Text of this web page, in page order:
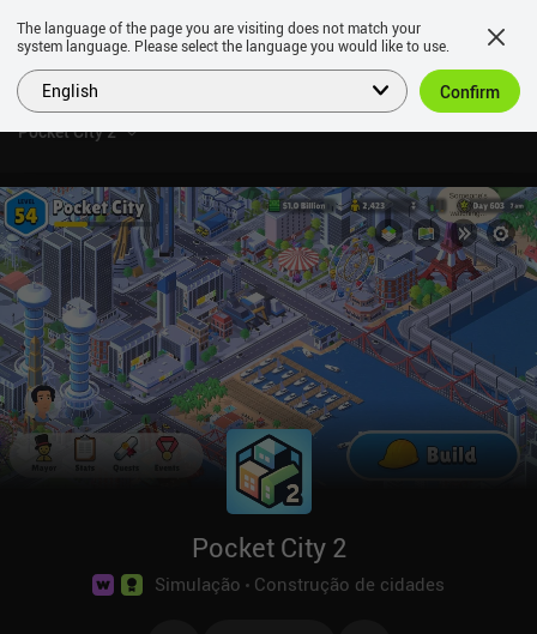
Pocket City 2
Pocket City 2
Simulação Construção de cidades
The language of the page you are visiting does not match your
system language. Please select the language you would like to use.
English Confirm